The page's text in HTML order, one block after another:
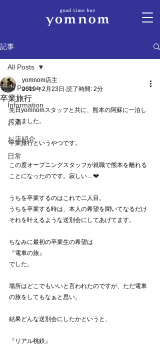
記事
All Posts
Information
お酒
お店紹介
日常
All Posts
卒業旅行
yomnom店主
2019年2月23日 読了時間: 2分
先日yomnomスタッフと共に、熊本の阿蘇に一泊し
てきました。
卒業旅行というやつです。
この度オープニングスタッフが就職で熊本を離れる
ことになったのです。寂しい…💔
うちを卒業するのはこれで二人目。
うちを卒業する時は、本人の希望を聞いてなるだけ
それを叶えるような送別会にしてあげてます。
ちなみに最初の卒業生の希望は
『電車の旅』
でした。
場所はどこでもいいと言われたのですが、ただ電車
の旅をしてもなぁと思い。
結果どんな送別会にしたかというと、
『リアル桃鉄』